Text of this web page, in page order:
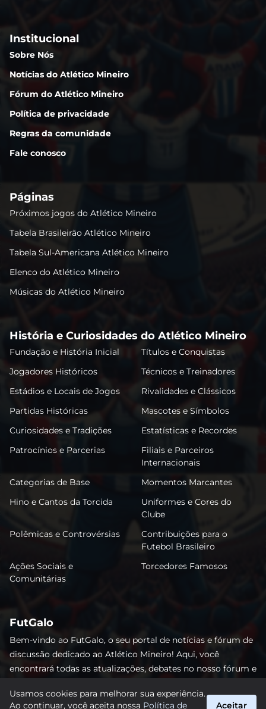
Institucional
Sobre Nós
Notícias do Atlético Mineiro
Fórum do Atlético Mineiro
Política de privacidade
Regras da comunidade
Fale conosco
Páginas
Próximos jogos do Atlético Mineiro
Tabela Brasileirão Atlético Mineiro
Tabela Sul-Americana Atlético Mineiro
Elenco do Atlético Mineiro
Músicas do Atlético Mineiro
História e Curiosidades do Atlético Mineiro
Fundação e História Inicial
Títulos e Conquistas
Jogadores Históricos
Técnicos e Treinadores
Estádios e Locais de Jogos
Rivalidades e Clássicos
Partidas Históricas
Mascotes e Símbolos
Curiosidades e Tradições
Estatísticas e Recordes
Patrocínios e Parcerias
Filiais e Parceiros
Internacionais
Categorias de Base
Momentos Marcantes
Hino e Cantos da Torcida
Uniformes e Cores do
Clube
Polêmicas e Controvérsias
Contribuições para o
Futebol Brasileiro
Ações Sociais e
Comunitárias
Torcedores Famosos
FutGalo
Bem-vindo ao FutGalo, o seu portal de notícias e fórum de
discussão dedicado ao Atlético Mineiro! Aqui, você
encontrará todas as atualizações, debates no nosso fórum e
e junte-se à comunidade alvinegra mais vibrante da
Usamos cookies para melhorar sua experiência.
Ao continuar, você aceita nossa Política de Aceitar